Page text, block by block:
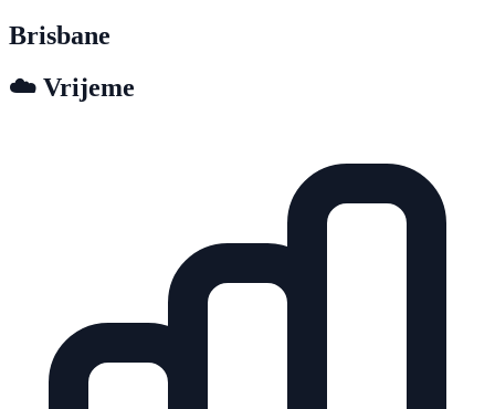
Brisbane
☁️ Vrijeme